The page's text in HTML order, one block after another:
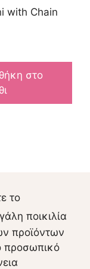
with Chain
στο
το
ποικιλία
προϊόντων
προσωπικό